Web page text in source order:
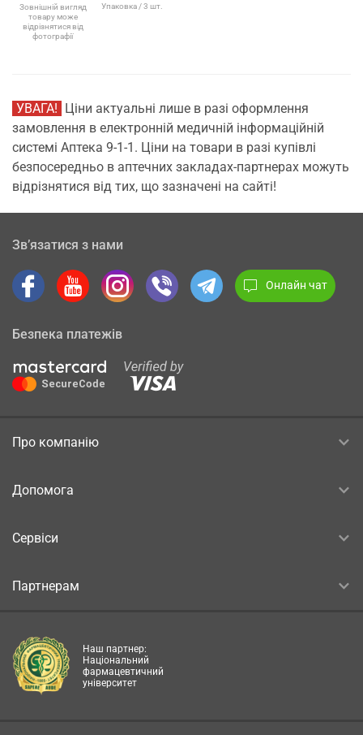
Зовнішній вигляд
товару може
відрізнятися від
фотографії
Упаковка / 3 шт.
УВАГА! Ціни актуальні лише в разі оформлення
замовлення в електронній медичній інформаційній
системі Аптека 9-1-1. Ціни на товари в разі купівлі
безпосередньо в аптечних закладах-партнерах можуть
відрізнятися від тих, що зазначені на сайті!
Зв’язатися з нами
Онлайн чат
Безпека платежів
Про компанію
Допомога
Сервіси
Партнерам
Наш партнер:
Національний
фармацевтичний
університет